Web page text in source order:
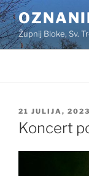
Skoči
na
vsebinoŽupnij Bloke, Sv.
OBJAVLJENO
DNE
21 JULIJA, 2023
Koncert